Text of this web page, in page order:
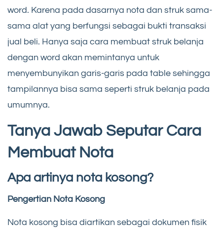
word. Karena pada dasarnya nota dan struk sama-
sama alat yang berfungsi sebagai bukti transaksi
jual beli. Hanya saja cara membuat struk belanja
dengan word akan memintanya untuk
menyembunyikan garis-garis pada table sehingga
tampilannya bisa sama seperti struk belanja pada
umumnya.
Tanya Jawab Seputar Cara
Membuat Nota
Apa artinya nota kosong?
Pengertian Nota Kosong
Nota kosong bisa diartikan sebagai dokumen fisik